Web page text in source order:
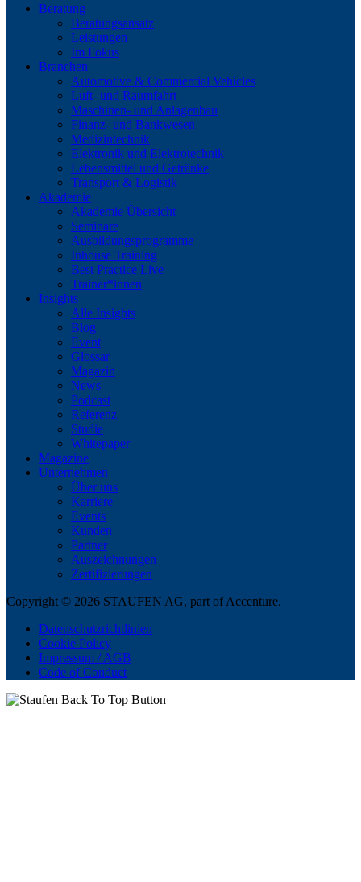
Beratung
Beratungsansatz
Leistungen
Im Fokus
Branchen
Automotive & Commercial Vehicles
Luft- und Raumfahrt
Maschinen- und Anlagenbau
Finanz- und Bankwesen
Medizintechnik
Elektronik und Elektrotechnik
Lebensmittel und Getränke
Transport & Logistik
Akademie
Akademie Übersicht
Seminare
Ausbildungsprogramme
Inhouse Training
Best Practice Live
Trainer*innen
Insights
Alle Insights
Blog
Event
Glossar
Magazin
News
Podcast
Referenz
Studie
Whitepaper
Magazine
Unternehmen
Über uns
Karriere
Events
Kunden
Partner
Auszeichnungen
Zertifizierungen
Copyright © 2026 STAUFEN AG, part of Accenture.
Datenschutzrichtlinien
Cookie Policy
Impressum / AGB
Code of Conduct